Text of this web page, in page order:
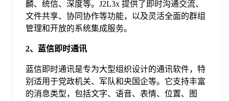
麟、统信、深度等。J2L3x 提供了即时沟通交流、
文件共享、协同协作等功能，以及灵活全面的群组
管理和开放的系统集成服务。
2、蓝信即时通讯
蓝信即时通讯是专为大型组织设计的通讯软件，特
别适用于党政机关、军队和央国企等。它支持丰富
的消息类型，包括文字、语音、表情、位置、图